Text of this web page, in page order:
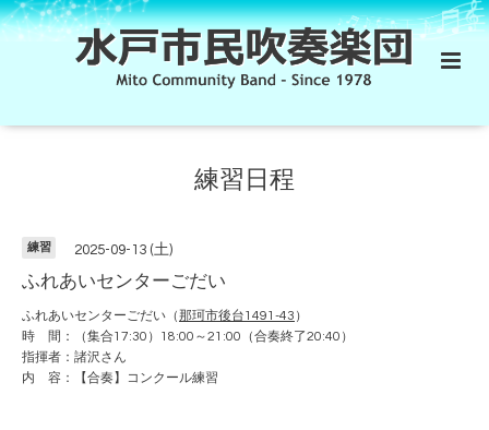
練習日程
練習 2025-09-13 (土)
ふれあいセンターごだい
ふれあいセンターごだい（那珂市後台1491-43 ）
時 間：（集合17:30）18:00～21:00（合奏終了20:40）
指揮者：諸沢さん
内 容：【合奏】コンクール練習